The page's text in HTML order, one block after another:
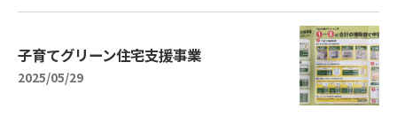
子育てグリーン住宅支援事業
2025/05/29